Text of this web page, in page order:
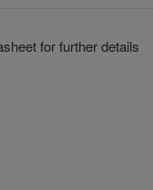
for further details